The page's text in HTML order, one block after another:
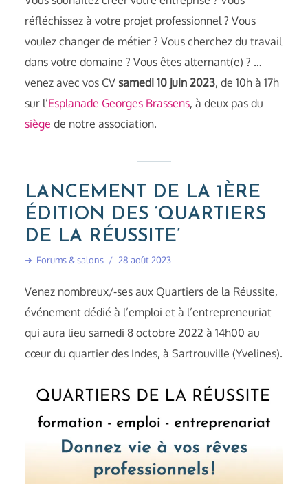
réfléchissez à votre projet professionnel ? Vous
voulez changer de métier ? Vous cherchez du travail
dans votre domaine ? Vous êtes alternant(e) ? …
venez avec vos CV samedi 10 juin 2023, de 10h à 17h
sur l’Esplanade Georges Brassens, à deux pas du
siège de notre association.
LANCEMENT DE LA 1ÈRE
ÉDITION DES ‘QUARTIERS
DE LA RÉUSSITE’
➜ Forums & salons 28 août 2023
Venez nombreux/-ses aux Quartiers de la Réussite,
événement dédié à l’emploi et à l’entrepreneuriat
qui aura lieu samedi 8 octobre 2022 à 14h00 au
cœur du quartier des Indes, à Sartrouville (Yvelines).